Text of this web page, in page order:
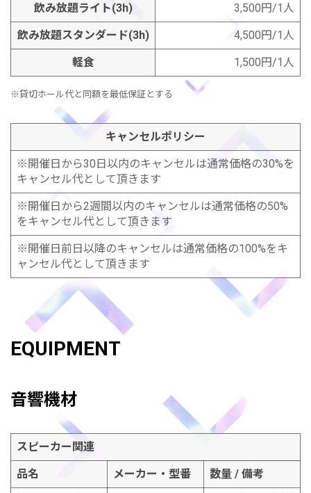
飲み放題ライト(3h) 3,500円/1人
飲み放題スタンダード(3h) 4,500円/1人
軽食 1,500円/1人
※貸切ホール代と同額を最低保証とする
キャンセルポリシー
※開催日から30日以内のキャンセルは通常価格の30%を
キャンセル代として頂きます
※開催日から2週間以内のキャンセルは通常価格の50%
をキャンセル代として頂きます
※開催日前日以降のキャンセルは通常価格の100%をキ
ャンセル代として頂きます
EQUIPMENT
音響機材
スピーカー関連
品名 メーカー・型番 数量 / 備考